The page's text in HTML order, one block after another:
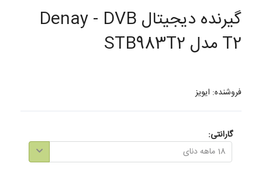
گیرنده دیجیتال Denay - DVB
T2 مدل STB983T2
فروشنده: ایویز
گارانتی:
18 ماهه دنای